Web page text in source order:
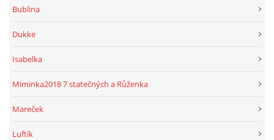
Bublina
Dukke
Isabelka
Miminka2018 7 statečných a Růženka
Mareček
Luftík